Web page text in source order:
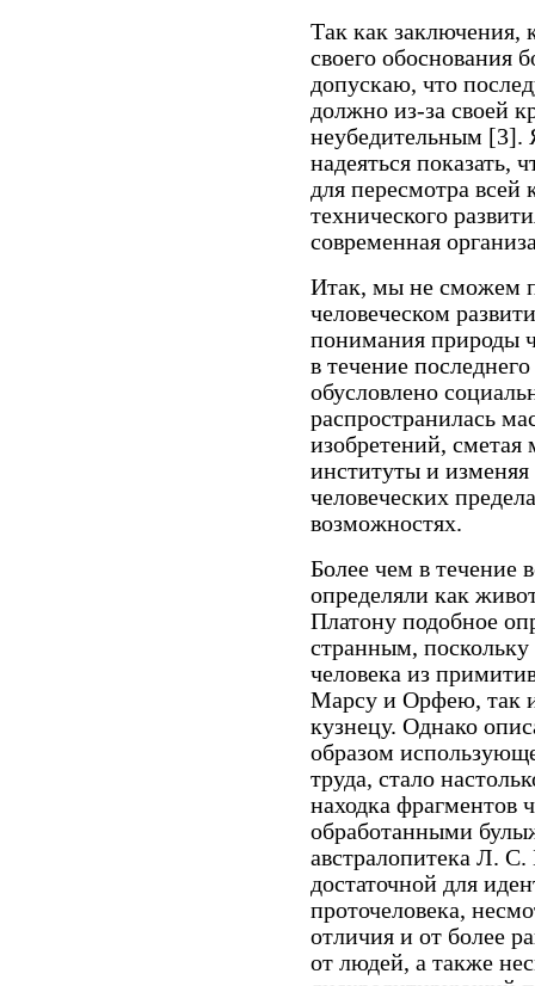
Так как заключения,
своего обоснования
допускаю, что
должно из-за своей
неубедительным [3].
надеяться показать,
для пересмотра всей
технического
современная
Итак, мы не сможем
человеческом
понимания природы
в течение
обусловлено
распространилась
изобретений,
институты и
человеческих
возможностях.
Более чем в течение
определяли как
Платону подобное
странным,
человека из
Марсу и Орфею, так
кузнецу. Однако
образом
труда, стало
находка фрагментов
обработанны­ми
австралопитека Л.
достаточной для
проточеловека,
отличия и от более
от людей, а также